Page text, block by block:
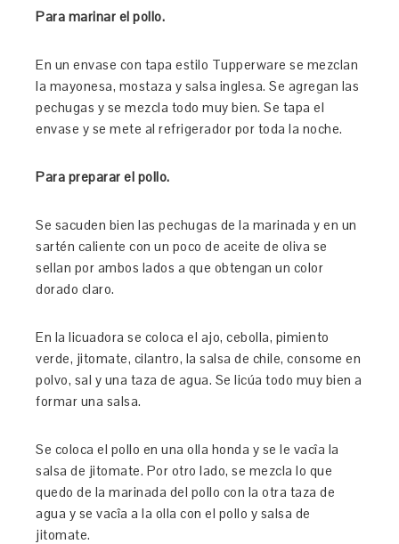
Para marinar el pollo.
En un envase con tapa estilo Tupperware se mezclan
la mayonesa, mostaza y salsa inglesa. Se agregan las
pechugas y se mezcla todo muy bien. Se tapa el
envase y se mete al refrigerador por toda la noche.
Para preparar el pollo.
Se sacuden bien las pechugas de la marinada y en un
sartén caliente con un poco de aceite de oliva se
sellan por ambos lados a que obtengan un color
dorado claro.
En la licuadora se coloca el ajo, cebolla, pimiento
verde, jitomate, cilantro, la salsa de chile, consome en
polvo, sal y una taza de agua. Se licúa todo muy bien a
formar una salsa.
Se coloca el pollo en una olla honda y se le vacîa la
salsa de jitomate. Por otro lado, se mezcla lo que
quedo de la marinada del pollo con la otra taza de
agua y se vacîa a la olla con el pollo y salsa de
jitomate.